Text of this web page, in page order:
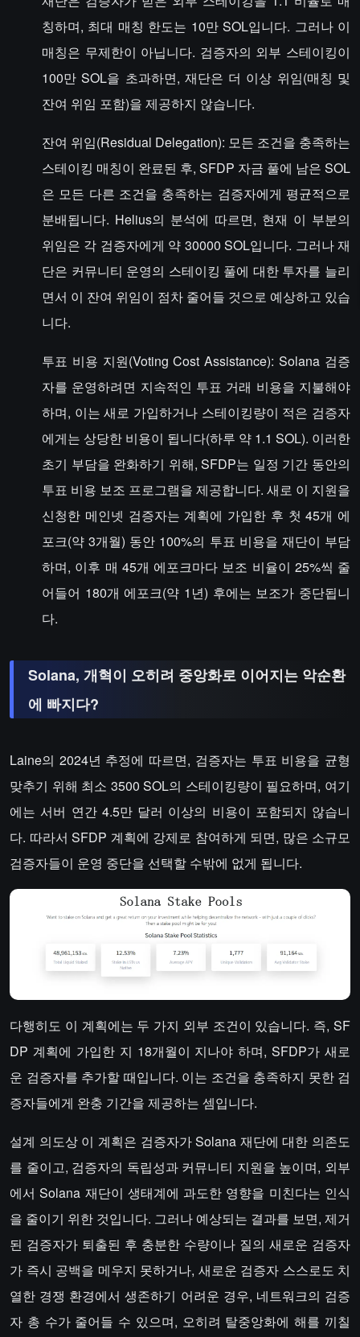
칭하며, 최대 매칭 한도는 10만 SOL입니다. 그러나 이
매칭은 무제한이 아닙니다. 검증자의 외부 스테이킹이
100만 SOL을 초과하면, 재단은 더 이상 위임(매칭 및
잔여 위임 포함)을 제공하지 않습니다.
잔여 위임(Residual Delegation): 모든 조건을 충족하는
스테이킹 매칭이 완료된 후, SFDP 자금 풀에 남은 SOL
은 모든 다른 조건을 충족하는 검증자에게 평균적으로
분배됩니다. Helius의 분석에 따르면, 현재 이 부분의
위임은 각 검증자에게 약 30000 SOL입니다. 그러나 재
단은 커뮤니티 운영의 스테이킹 풀에 대한 투자를 늘리
면서 이 잔여 위임이 점차 줄어들 것으로 예상하고 있습
니다.
투표 비용 지원(Voting Cost Assistance): Solana 검증
자를 운영하려면 지속적인 투표 거래 비용을 지불해야
하며, 이는 새로 가입하거나 스테이킹량이 적은 검증자
에게는 상당한 비용이 됩니다(하루 약 1.1 SOL). 이러한
초기 부담을 완화하기 위해, SFDP는 일정 기간 동안의
투표 비용 보조 프로그램을 제공합니다. 새로 이 지원을
신청한 메인넷 검증자는 계획에 가입한 후 첫 45개 에
포크(약 3개월) 동안 100%의 투표 비용을 재단이 부담
하며, 이후 매 45개 에포크마다 보조 비율이 25%씩 줄
어들어 180개 에포크(약 1년) 후에는 보조가 중단됩니
다.
Solana, 개혁이 오히려 중앙화로 이어지는 악순환
에 빠지다?
Laine의 2024년 추정에 따르면, 검증자는 투표 비용을 균형
맞추기 위해 최소 3500 SOL의 스테이킹량이 필요하며, 여기
에는 서버 연간 4.5만 달러 이상의 비용이 포함되지 않습니
다. 따라서 SFDP 계획에 강제로 참여하게 되면, 많은 소규모
검증자들이 운영 중단을 선택할 수밖에 없게 됩니다.
다행히도 이 계획에는 두 가지 외부 조건이 있습니다. 즉, SF
DP 계획에 가입한 지 18개월이 지나야 하며, SFDP가 새로
운 검증자를 추가할 때입니다. 이는 조건을 충족하지 못한 검
증자들에게 완충 기간을 제공하는 셈입니다.
설계 의도상 이 계획은 검증자가 Solana 재단에 대한 의존도
를 줄이고, 검증자의 독립성과 커뮤니티 지원을 높이며, 외부
에서 Solana 재단이 생태계에 과도한 영향을 미친다는 인식
을 줄이기 위한 것입니다. 그러나 예상되는 결과를 보면, 제거
된 검증자가 퇴출된 후 충분한 수량이나 질의 새로운 검증자
가 즉시 공백을 메우지 못하거나, 새로운 검증자 스스로도 치
열한 경쟁 환경에서 생존하기 어려운 경우, 네트워크의 검증
자 총 수가 줄어들 수 있으며, 오히려 탈중앙화에 해를 끼칠